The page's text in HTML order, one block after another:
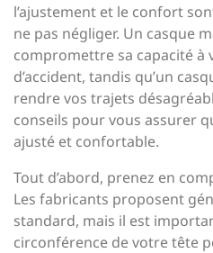
l’ajustement et le confort
ne pas négliger. Un casque
compromettre sa capacité à
d’accident, tandis qu’un
rendre vos trajets
conseils pour vous assurer
ajusté et confortable.
Tout d’abord, prenez en
Les fabricants proposent
standard, mais il est
circonférence de votre tête